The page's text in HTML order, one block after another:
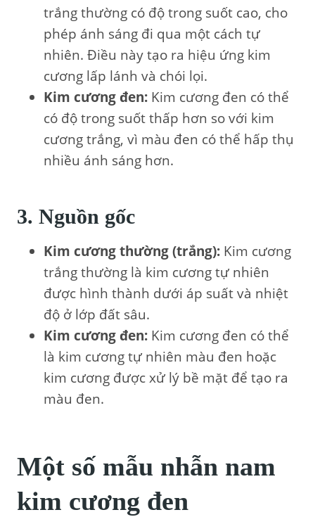
trắng thường có độ trong suốt cao, cho
phép ánh sáng đi qua một cách tự
nhiên. Điều này tạo ra hiệu ứng kim
cương lấp lánh và chói lọi.
Kim cương đen: Kim cương đen có thể
có độ trong suốt thấp hơn so với kim
cương trắng, vì màu đen có thể hấp thụ
nhiều ánh sáng hơn.
3. Nguồn gốc
Kim cương thường (trắng): Kim cương
trắng thường là kim cương tự nhiên
được hình thành dưới áp suất và nhiệt
độ ở lớp đất sâu.
Kim cương đen: Kim cương đen có thể
là kim cương tự nhiên màu đen hoặc
kim cương được xử lý bề mặt để tạo ra
màu đen.
Một số mẫu nhẫn nam
kim cương đen